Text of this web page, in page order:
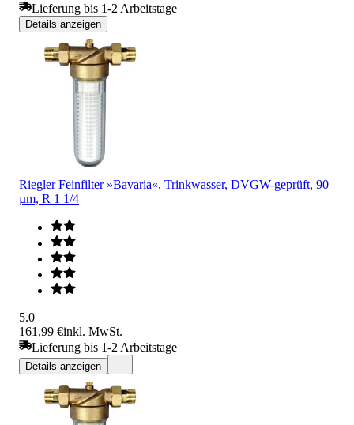
Lieferung bis 1-2 Arbeitstage
Details anzeigen
Riegler Feinfilter »Bavaria«, Trinkwasser, DVGW-geprüft, 90
µm, R 1 1/4
5.0
161,99 €inkl. MwSt.
Lieferung bis 1-2 Arbeitstage
Details anzeigen